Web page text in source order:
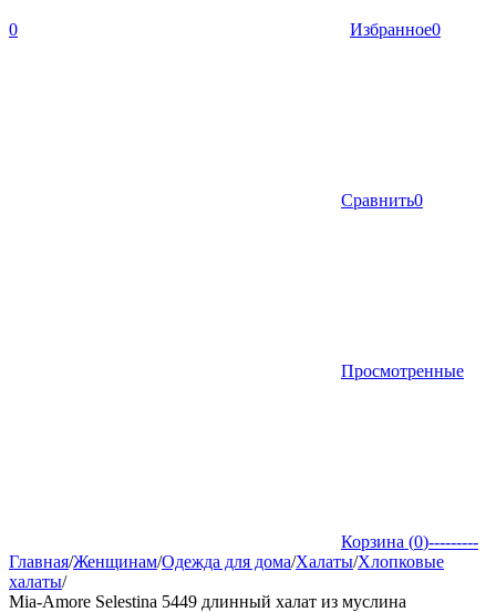
0 Избранное0
Сравнить0
Просмотренные
Корзина (0)---------
Главная/Женщинам/Одежда для дома/Халаты/Хлопковые
халаты/
Mia-Amore Selestina 5449 длинный халат из муслина